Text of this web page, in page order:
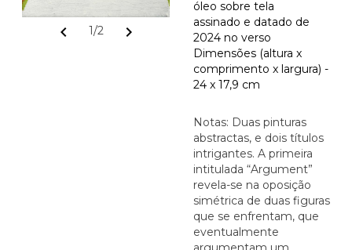
chevron_left 1/2 chevron_right
óleo sobre tela
assinado e datado de
2024 no verso
Dimensões (altura x
comprimento x largura) -
24 x 17,9 cm
Notas: Duas pinturas
abstractas, e dois títulos
intrigantes. A primeira
intitulada “Argument”
revela-se na oposição
simétrica de duas figuras
que se enfrentam, que
eventualmente